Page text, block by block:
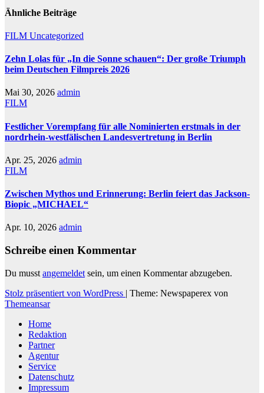
Ähnliche Beiträge
FILM Uncategorized
Zehn Lolas für „In die Sonne schauen“: Der große Triumph
beim Deutschen Filmpreis 2026
Mai 30, 2026 admin
FILM
Festlicher Vorempfang für alle Nominierten erstmals in der
nordrhein-westfälischen Landesvertretung in Berlin
Apr. 25, 2026 admin
FILM
Zwischen Mythos und Erinnerung: Berlin feiert das Jackson-
Biopic „MICHAEL“
Apr. 10, 2026 admin
Schreibe einen Kommentar
Du musst angemeldet sein, um einen Kommentar abzugeben.
Stolz präsentiert von WordPress | Theme: Newspaperex von
Themeansar
Home
Redaktion
Partner
Agentur
Service
Datenschutz
Impressum